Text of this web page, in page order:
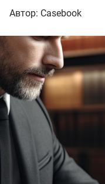
Автор: Casebook